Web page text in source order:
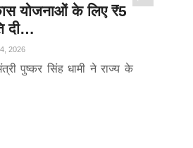
योजनाओं के लिए ₹5
दी…
2026
पुष्कर सिंह धामी ने राज्य के